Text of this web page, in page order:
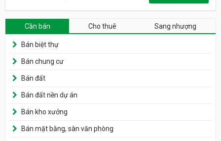
Cần bán Cho thuê Sang nhượng
Bán biệt thự
Bán chung cư
Bán đất
Bán đất nền dự án
Bán kho xưởng
Bán mặt bằng, sàn văn phòng